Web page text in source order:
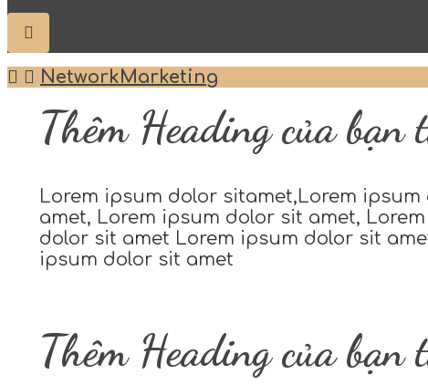
NetworkMarketing
Thêm Heading của bạn
Lorem ipsum dolor sitamet,Lorem ipsum
amet, Lorem ipsum dolor sit amet,
dolor sit amet Lorem ipsum dolor sit
ipsum dolor sit amet
Thêm Heading của bạn